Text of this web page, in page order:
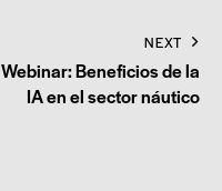
NEXT
Webinar: Beneficios de la
IA en el sector náutico